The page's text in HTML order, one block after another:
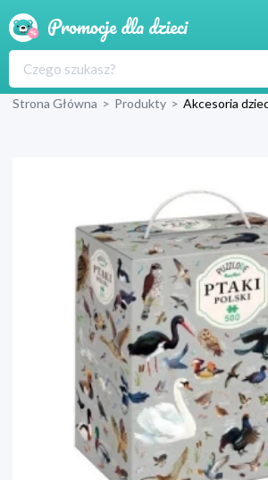
Produkty
Blog
Wyprawka
Strona Główna > Produkty > Akcesoria